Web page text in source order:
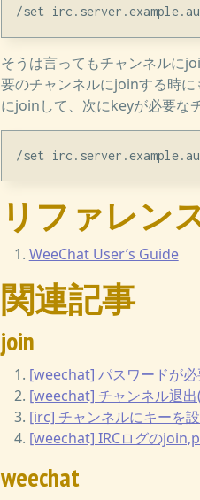
そうは言ってもチャンネルに
要のチャンネルにjoinする時
にjoinして、次にkeyが必要な
リファレン
WeeChat User’s Guide
関連記事
join
[weechat] パスワードが
[weechat] チャンネル退
[irc] チャンネルにキーを
[weechat] IRCログの
weechat